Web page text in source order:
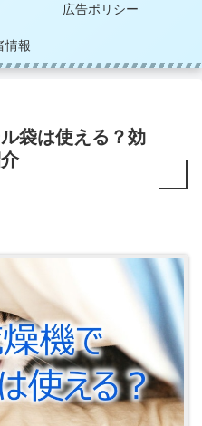
広告ポリシー
情報
袋は使える？効